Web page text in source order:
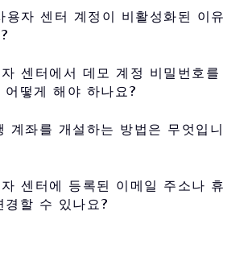
자 센터 계정이 비활성화된 이유
센터에서 데모 계정 비밀번호를
어떻게 해야 하나요?
계좌를 개설하는 방법은 무엇입니
센터에 등록된 이메일 주소나 휴
할 수 있나요?